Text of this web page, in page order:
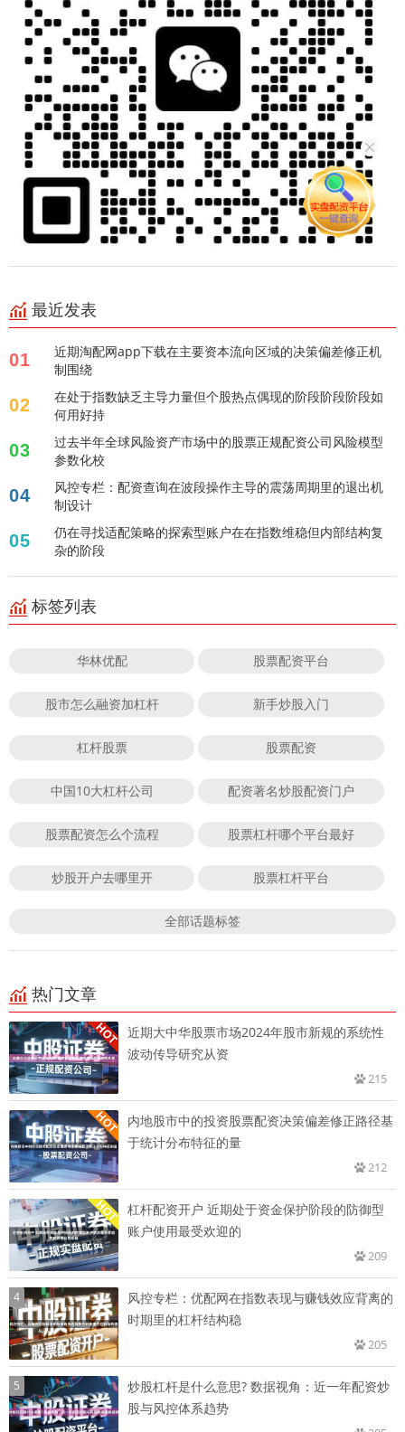
最近发表
01
近期淘配网app下载在主要资本流向区域的决策偏差修正机
制围绕
02
在处于指数缺乏主导力量但个股热点偶现的阶段阶段阶段如
何用好持
03
过去半年全球风险资产市场中的股票正规配资公司风险模型
参数化校
04
风控专栏：配资查询在波段操作主导的震荡周期里的退出机
制设计
05
仍在寻找适配策略的探索型账户在在指数维稳但内部结构复
杂的阶段
标签列表
华林优配 股票配资平台
股市怎么融资加杠杆 新手炒股入门
杠杆股票 股票配资
中国10大杠杆公司 配资著名炒股配资门户
股票配资怎么个流程 股票杠杆哪个平台最好
炒股开户去哪里开 股票杠杆平台
全部话题标签
热门文章
近期大中华股票市场2024年股市新规的系统性
波动传导研究从资
215
内地股市中的投资股票配资决策偏差修正路径基
于统计分布特征的量
212
杠杆配资开户 近期处于资金保护阶段的防御型
账户使用最受欢迎的
209
4
风控专栏：优配网在指数表现与赚钱效应背离的
时期里的杠杆结构稳
205
5
炒股杠杆是什么意思? 数据视角：近一年配资炒
股与风控体系趋势